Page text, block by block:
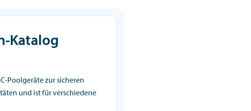
Katalog
Poolgeräte zur sicheren
und ist für verschiedene